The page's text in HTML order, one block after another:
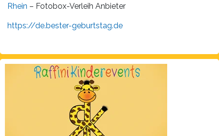
Rhein – Fotobox-Verleih Anbieter
https://de.bester-geburtstag.de